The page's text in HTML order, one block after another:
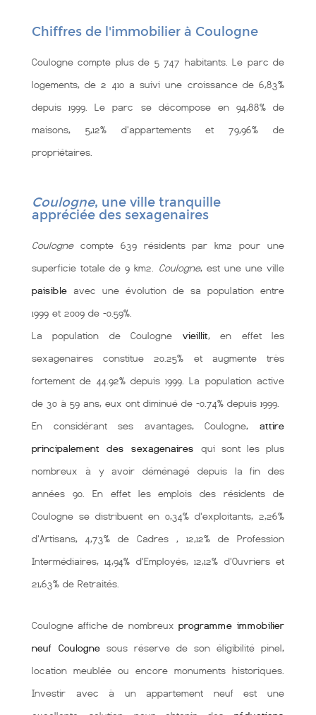
Chiffres de l'immobilier à Coulogne
Coulogne compte plus de 5 747 habitants. Le parc de
logements, de 2 410 a suivi une croissance de 6,83%
depuis 1999. Le parc se décompose en 94,88% de
maisons, 5,12% d'appartements et 79,96% de
propriétaires.
Coulogne, une ville tranquille
appréciée des sexagenaires
Coulognecompte 639 résidents par km2 pour une
superficie totale de 9 km2. Coulogne, est une une ville
paisible avec une évolution de sa population entre
1999 et 2009 de -0.59%.
La population de Coulognevieillit, en effet les
sexagenaires constitue 20.25% et augmente très
fortement de 44.92% depuis 1999. La population active
de 30 à 59 ans, eux ont diminué de -0.74% depuis 1999.
En considérant ses avantages, Coulogne, attire
principalement des sexagenaires qui sont les plus
nombreux à y avoir déménagé depuis la fin des
années 90. En effet les emplois des résidents de
Coulogne se distribuent en 0,34% d'exploitants, 2,26%
d'Artisans, 4,73% de Cadres , 12,12% de Profession
Intermédiaires, 14,94% d'Employés, 12,12% d'Ouvriers et
21,63% de Retraités.
Coulogne affiche de nombreux programme immobilier
neuf Coulogne sous réserve de son éligibilité pinel,
location meublée ou encore monuments historiques.
Investir avec à un appartement neuf est une